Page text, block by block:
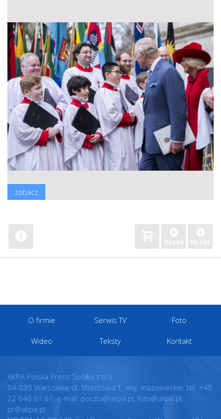
zobacz
hi-res lo-res
O firmie Serwis TV Foto
Wideo Teksty Kontakt
AKPA Polska Press Spółka z o.o.
04-035 Warszawa, ul. Motorowa 1, woj. mazowieckie, tel. +48
22 646 61 61, e-mail: poczta@akpa.pl, foto@akpa.pl,
pr@akpa.pl